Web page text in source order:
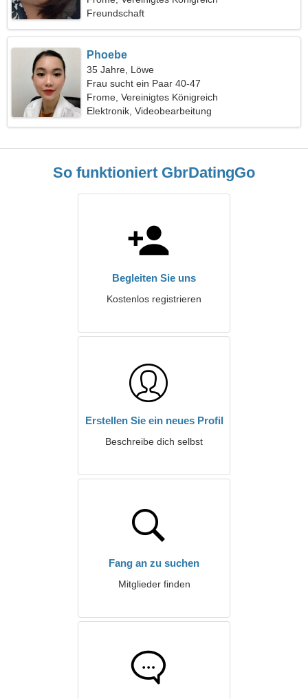
Freundschaft
Phoebe
35 Jahre, Löwe
Frau sucht ein Paar 40-47
Frome, Vereinigtes Königreich
Elektronik, Videobearbeitung
So funktioniert GbrDatingGo
Begleiten Sie uns
Kostenlos registrieren
Erstellen Sie ein neues Profil
Beschreibe dich selbst
Fang an zu suchen
Mitglieder finden